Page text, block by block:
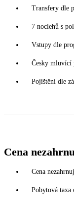
Transfery dle
7 noclehů s
Vstupy dle
Česky mluvící
Pojištění dle
Cena
Cena
Pobytová taxa